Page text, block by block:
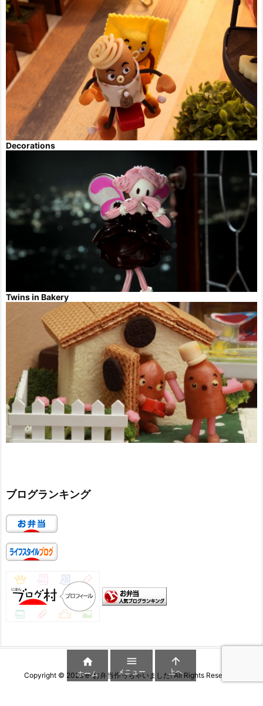
Decorations
Twins in Bakery
ブログランキング
Copyright © 2026 e-お弁当作っちゃいました!All Rights Reserved.

ホーム

メニュー

上へ